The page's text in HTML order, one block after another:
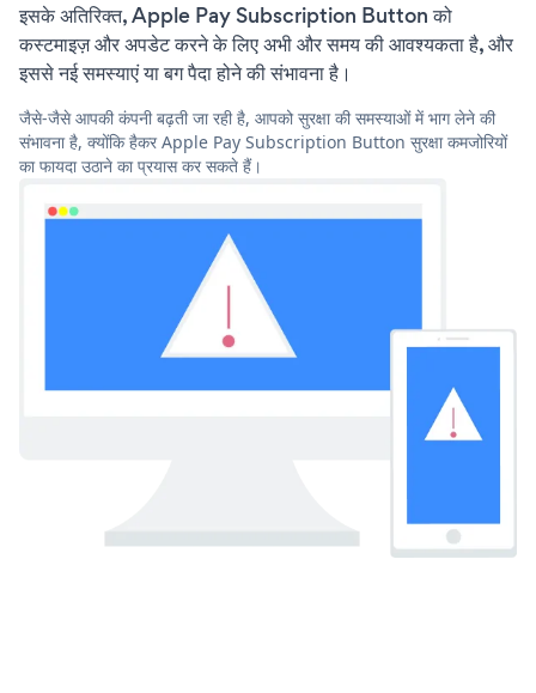
इसके अतिरिक्त, Apple Pay Subscription Button को
कस्टमाइज़ और अपडेट करने के लिए अभी और समय की आवश्यकता है, और
इससे नई समस्याएं या बग पैदा होने की संभावना है।
जैसे-जैसे आपकी कंपनी बढ़ती जा रही है, आपको सुरक्षा की समस्याओं में भाग लेने की
संभावना है, क्योंकि हैकर Apple Pay Subscription Button सुरक्षा कमजोरियों
का फायदा उठाने का प्रयास कर सकते हैं।